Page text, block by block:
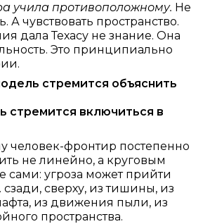
учила противоположному. Не
А чувствовать пространство.
дала Техасу не знание. Она
Это принципиально
стремится объяснить
стремится включиться в
человек-фронтир постепенно
не линейно, а круговым
сами: угроза может прийти
сзади, сверху, из тишины, из
из движения пыли, из
пространства.